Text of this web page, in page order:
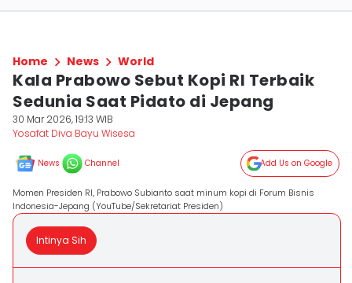
Home News World
Kala Prabowo Sebut Kopi RI Terbaik
Sedunia Saat Pidato di Jepang
30 Mar 2026, 19:13 WIB
Yosafat Diva Bayu Wisesa
News Channel Add Us on Google
Momen Presiden RI, Prabowo Subianto saat minum kopi di Forum Bisnis
Indonesia-Jepang (YouTube/Sekretariat Presiden)
Intinya Sih